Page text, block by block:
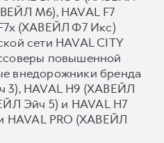
M6), HAVAL F7
(ХАВЕЙЛ Ф7 Икс)
сети HAVAL CITY
повышенной
внедорожники бренда
3), HAVAL H9 (ХАВЕЙЛ
Эйч 5) и HAVAL H7
HAVAL PRO (ХАВЕЙЛ